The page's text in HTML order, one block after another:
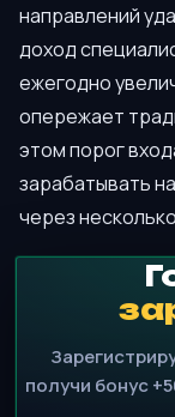
направлений
доход
ежегодно
опережает
этом порог
зарабатывать
через
получи бонус